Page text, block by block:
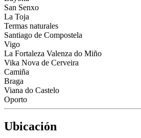
San Senxo
La Toja
Termas naturales
Santiago de Compostela
Vigo
La Fortaleza Valenza do Miño
Vika Nova de Cerveira
Camiña
Braga
Viana do Castelo
Oporto
Ubicación